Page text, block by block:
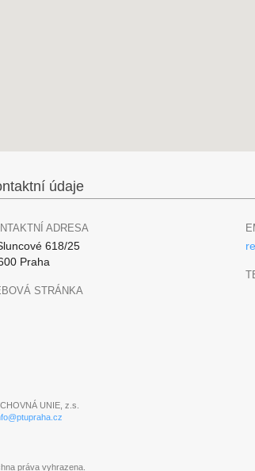
údaje
ADRESA
618/25
Praha
STRÁNKA
UNIE, z.s.
práva vyhrazena.